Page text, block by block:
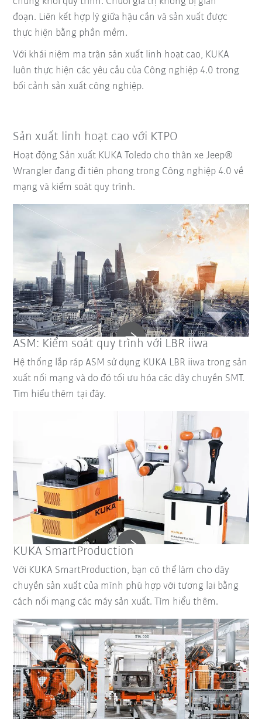
đoạn. Liên kết hợp lý giữa hậu cần và sản xuất được
thực hiện bằng phần mềm.
Với khái niệm ma trận sản xuất linh hoạt cao, KUKA
luôn thực hiện các yêu cầu của Công nghiệp 4.0 trong
bối cảnh sản xuất công nghiệp.
Sản xuất linh hoạt cao với KTPO
Hoạt động Sản xuất KUKA Toledo cho thân xe Jeep®
Wrangler đang đi tiên phong trong Công nghiệp 4.0 về
mạng và kiểm soát quy trình.
ASM: Kiểm soát quy trình với LBR iiwa
Hệ thống lắp ráp ASM sử dụng KUKA LBR iiwa trong sản
xuất nối mạng và do đó tối ưu hóa các dây chuyền SMT.
Tìm hiểu thêm tại đây.
KUKA SmartProduction
Với KUKA SmartProduction, bạn có thể làm cho dây
chuyền sản xuất của mình phù hợp với tương lai bằng
cách nối mạng các máy sản xuất. Tìm hiểu thêm.